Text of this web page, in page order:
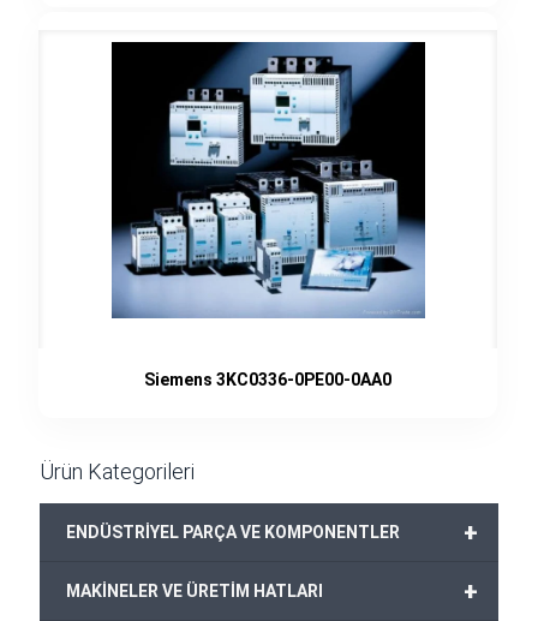
Siemens 3KC0336-0PE00-0AA0
Ürün Kategorileri
+
ENDÜSTRİYEL PARÇA VE KOMPONENTLER
+
MAKİNELER VE ÜRETİM HATLARI